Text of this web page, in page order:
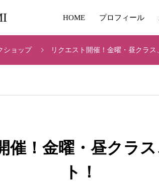
HOME プロフィール
ショップ リクエスト開催！金曜・昼クラス
催！金曜・昼クラ
ト！